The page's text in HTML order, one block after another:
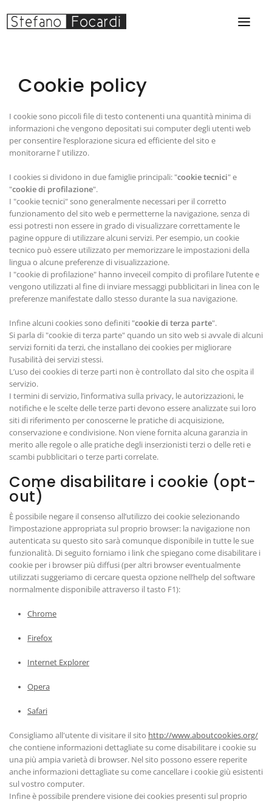
GALLERIE FOTOGRAFICHE
CORSI DI FOTOGRAFIA
CONTATTI
Cookie policy
I cookie sono piccoli file di testo contenenti una quantità minima di
informazioni che vengono depositati sui computer degli utenti web
per consentire l’esplorazione sicura ed efficiente del sito e
monitorarne l’ utilizzo.
I cookies si dividono in due famiglie principali: "cookie tecnici" e
"cookie di profilazione".
I "cookie tecnici" sono generalmente necessari per il corretto
funzionamento del sito web e permetterne la navigazione, senza di
essi potresti non essere in grado di visualizzare correttamente le
pagine oppure di utilizzare alcuni servizi. Per esempio, un cookie
tecnico può essere utilizzato per memorizzare le impostazioni della
lingua o alcune preferenze di visualizzazione.
I "cookie di profilazione" hanno inveceil compito di profilare l’utente e
vengono utilizzati al fine di inviare messaggi pubblicitari in linea con le
preferenze manifestate dallo stesso durante la sua navigazione.
Infine alcuni cookies sono definiti "cookie di terza parte".
Si parla di "cookie di terza parte" quando un sito web si avvale di alcuni
servizi forniti da terzi, che installano dei cookies per migliorare
l’usabilità dei servizi stessi.
L’uso dei cookies di terze parti non è controllato dal sito che ospita il
servizio.
I termini di servizio, l’informativa sulla privacy, le autorizzazioni, le
notifiche e le scelte delle terze parti devono essere analizzate sui loro
siti di riferimento per conoscerne le pratiche di acquisizione,
conservazione e condivisione. Non viene fornita alcuna garanzia in
merito alle regole o alle pratiche degli inserzionisti terzi o delle reti e
scambi pubblicitari o terze parti correlate.
Come disabilitare i cookie (opt-
out)
È possibile negare il consenso all’utilizzo dei cookie selezionando
l’impostazione appropriata sul proprio browser: la navigazione non
autenticata su questo sito sarà comunque disponibile in tutte le sue
funzionalità. Di seguito forniamo i link che spiegano come disabilitare i
cookie per i browser più diffusi (per altri browser eventualmente
utilizzati suggeriamo di cercare questa opzione nell’help del software
normalmente disponibile attraverso il tasto F1):
Chrome
Firefox
Internet Explorer
Opera
Safari
Consigliamo all'utente di visitare il sito http://www.aboutcookies.org/
che contiene informazioni dettagliate su come disabilitare i cookie su
una più ampia varietà di browser. Nel sito possono essere reperite
anche informazioni dettagliate su come cancellare i cookie giù esistenti
sul vostro computer.
Infine è possibile prendere visione dei cookies presenti sul proprio